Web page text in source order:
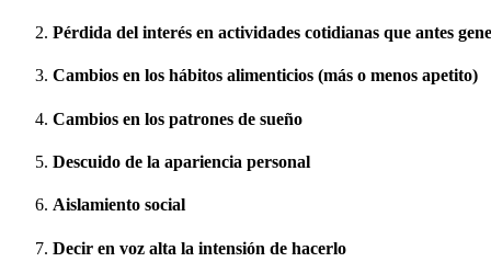
Pérdida del interés en actividades cotidianas que antes
Cambios en los hábitos alimenticios (más o menos apetito)
Cambios en los patrones de sueño
Descuido de la apariencia personal
Aislamiento social
Decir en voz alta la intensión de hacerlo